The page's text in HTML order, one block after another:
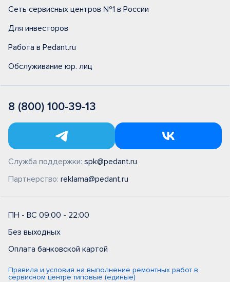
Сеть сервисных центров №1 в России
Для инвесторов
Работа в Pedant.ru
Обслуживание юр. лиц
8 (800) 100-39-13
Служба поддержки: spk@pedant.ru
Партнерство: reklama@pedant.ru
ПН - ВС 09:00 - 22:00
Без выходных
Оплата банковской картой
Правила и условия на выполнение ремонтных работ в
сервисном центре типовые (единые)